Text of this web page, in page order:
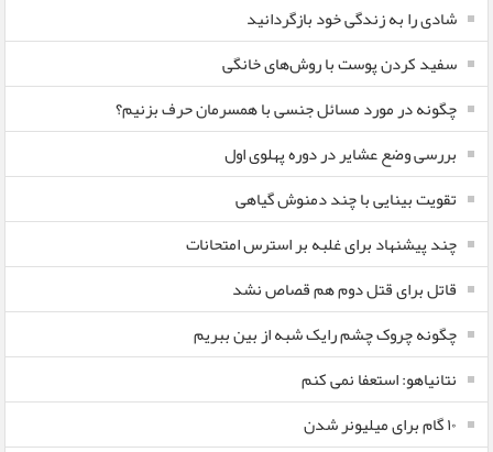
شادی را به زندگی خود بازگردانید
سفید کردن پوست با روش‌های خانگی
چگونه در مورد مسائل جنسی با همسرمان حرف بزنیم؟
بررسی وضع عشایر در دوره پهلوی اول
تقویت بینایی با چند دمنوش گیاهی
چند پیشنهاد برای غلبه بر استرس امتحانات
قاتل برای قتل دوم هم قصاص نشد
چگونه چروک چشم رایک شبه از بین ببریم
نتانیاهو: استعفا نمی کنم
۱۰ گام برای میلیونر شدن